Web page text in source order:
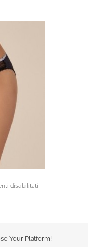
disabilitati
4853n
Your Platform!